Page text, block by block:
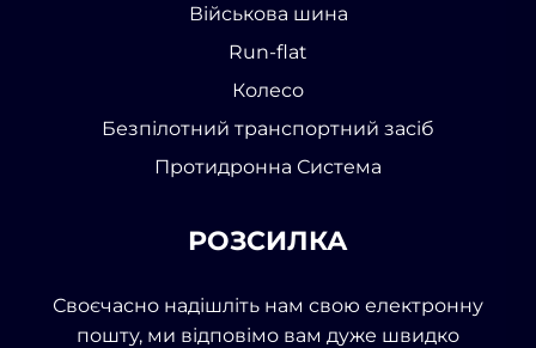
Військова шина
Run-flat
Колесо
Безпілотний транспортний засіб
Протидронна Система
РОЗСИЛКА
Своєчасно надішліть нам свою електронну
пошту, ми відповімо вам дуже швидко